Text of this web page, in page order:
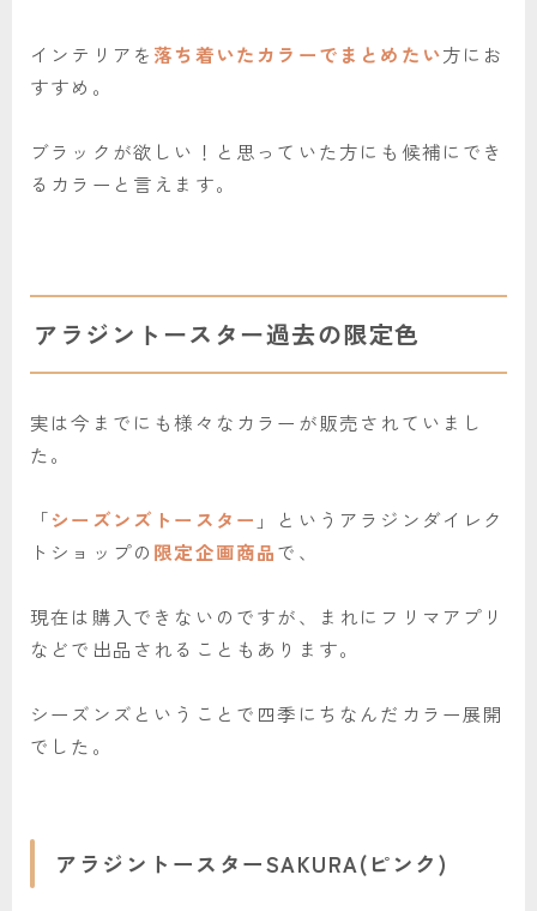
インテリアを 落ち着いたカラーでまとめたい方にお
すすめ。
ブラックが欲しい！と思っていた方にも候補にでき
るカラーと言えます。
アラジントースター過去の限定色
実は今までにも様々なカラーが販売されていまし
た。
「シーズンズトースター 」というアラジンダイレク
トショップの 限定企画商品で、
現在は購入できないのですが、まれにフリマアプリ
などで出品されることもあります。
シーズンズということで四季にちなんだカラー展開
でした。
アラジントースターSAKURA(ピンク)